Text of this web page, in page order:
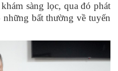
sàng lọc, qua đó phát
bất thường về tuyến